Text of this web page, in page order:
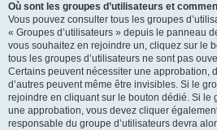
Où sont les groupes d’utilisateurs et
Vous pouvez consulter tous les groupes
« Groupes d’utilisateurs » depuis le panneau
vous souhaitez en rejoindre un, cliquez sur le
tous les groupes d’utilisateurs ne sont pas
Certains peuvent nécessiter une approbation,
d’autres peuvent même être invisibles. Si le
rejoindre en cliquant sur le bouton dédié. Si le
une approbation, vous devez cliquer
responsable du groupe d’utilisateurs devra